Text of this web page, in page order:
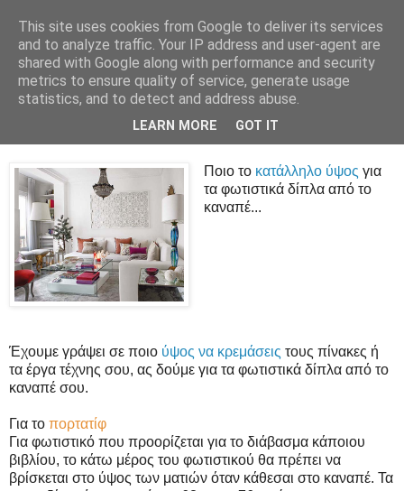
Ποιο είναι το κατάλληλο ύψος για το
φωτιστικό δαπέδου
Ποιο το κατάλληλο ύψος για
τα φωτιστικά δίπλα από το
καναπέ...
Έχουμε γράψει σε ποιο ύψος να κρεμάσεις τους πίνακες ή
τα έργα τέχνης σου, ας δούμε για τα φωτιστικά δίπλα από το
καναπέ σου.
Για το πορτατίφ
Για φωτιστικό που προορίζεται για το διάβασμα κάποιου
βιβλίου, το κάτω μέρος του φωτιστικού θα πρέπει να
βρίσκεται στο ύψος των ματιών όταν κάθεσαι στο καναπέ. Τα
This site uses cookies from Google to deliver its services
and to analyze traffic. Your IP address and user-agent are
shared with Google along with performance and security
metrics to ensure quality of service, generate usage
statistics, and to detect and address abuse.
LEARN MORE GOT IT